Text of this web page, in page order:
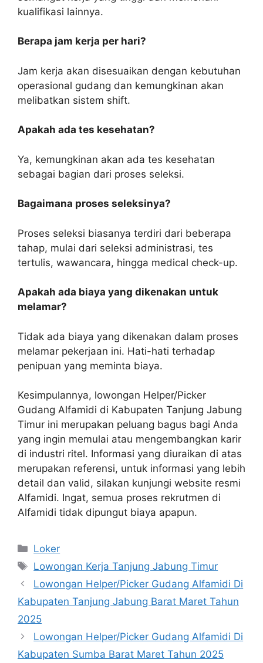
kualifikasi lainnya.
Berapa jam kerja per hari?
Jam kerja akan disesuaikan dengan kebutuhan
operasional gudang dan kemungkinan akan
melibatkan sistem shift.
Apakah ada tes kesehatan?
Ya, kemungkinan akan ada tes kesehatan
sebagai bagian dari proses seleksi.
Bagaimana proses seleksinya?
Proses seleksi biasanya terdiri dari beberapa
tahap, mulai dari seleksi administrasi, tes
tertulis, wawancara, hingga medical check-up.
Apakah ada biaya yang dikenakan untuk
melamar?
Tidak ada biaya yang dikenakan dalam proses
melamar pekerjaan ini. Hati-hati terhadap
penipuan yang meminta biaya.
Kesimpulannya, lowongan Helper/Picker
Gudang Alfamidi di Kabupaten Tanjung Jabung
Timur ini merupakan peluang bagus bagi Anda
yang ingin memulai atau mengembangkan karir
di industri ritel. Informasi yang diuraikan di atas
merupakan referensi, untuk informasi yang lebih
detail dan valid, silakan kunjungi website resmi
Alfamidi. Ingat, semua proses rekrutmen di
Alfamidi tidak dipungut biaya apapun.
Kategori
Loker
Tag
Lowongan Kerja Tanjung Jabung Timur
Lowongan Helper/Picker Gudang Alfamidi Di
Kabupaten Tanjung Jabung Barat Maret Tahun
2025
Lowongan Helper/Picker Gudang Alfamidi Di
Kabupaten Sumba Barat Maret Tahun 2025